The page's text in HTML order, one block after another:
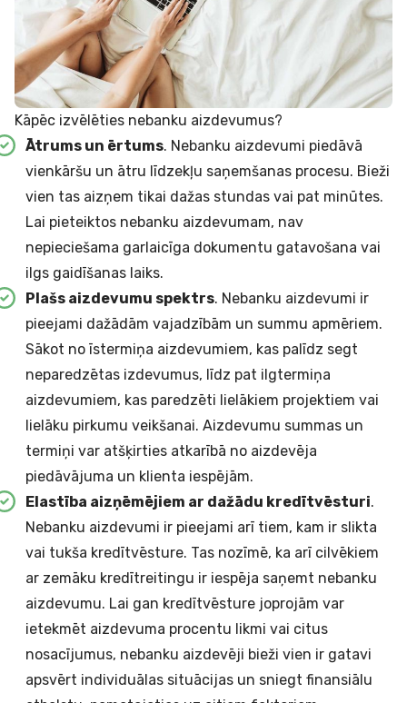
Kāpēc izvēlēties nebanku aizdevumus?
Ātrums un ērtums. Nebanku aizdevumi piedāvā
vienkāršu un ātru līdzekļu saņemšanas procesu. Bieži
vien tas aizņem tikai dažas stundas vai pat minūtes.
Lai pieteiktos nebanku aizdevumam, nav
nepieciešama garlaicīga dokumentu gatavošana vai
ilgs gaidīšanas laiks.
Plašs aizdevumu spektrs. Nebanku aizdevumi ir
pieejami dažādām vajadzībām un summu apmēriem.
Sākot no īstermiņa aizdevumiem, kas palīdz segt
neparedzētas izdevumus, līdz pat ilgtermiņa
aizdevumiem, kas paredzēti lielākiem projektiem vai
lielāku pirkumu veikšanai. Aizdevumu summas un
termiņi var atšķirties atkarībā no aizdevēja
piedāvājuma un klienta iespējām.
Elastība aizņēmējiem ar dažādu kredītvēsturi.
Nebanku aizdevumi ir pieejami arī tiem, kam ir slikta
vai tukša kredītvēsture. Tas nozīmē, ka arī cilvēkiem
ar zemāku kredītreitingu ir iespēja saņemt nebanku
aizdevumu. Lai gan kredītvēsture joprojām var
ietekmēt aizdevuma procentu likmi vai citus
nosacījumus, nebanku aizdevēji bieži vien ir gatavi
apsvērt individuālas situācijas un sniegt finansiālu